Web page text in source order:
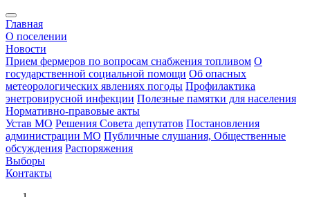
Главная
О поселении
Новости
Прием фермеров по вопросам снабжения топливом О
государственной социальной помощи Об опасных
метеорологических явлениях погоды Профилактика
энетровирусной инфекции Полезные памятки для населения
Нормативно-правовые акты
Устав МО Решения Совета депутатов Постановления
администрации МО Публичные слушания, Общественные
обсуждения Распоряжения
Выборы
Контакты